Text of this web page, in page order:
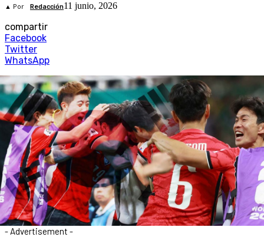
▲ Por Redacción11 junio, 2026
compartir
Facebook
Twitter
WhatsApp
- Advertisement -